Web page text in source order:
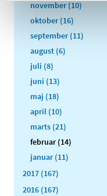
november (10)
oktober (16)
september (11)
august (6)
juli (8)
juni (13)
maj (18)
april (10)
marts (21)
februar (14)
januar (11)
2017 (167)
2016 (167)